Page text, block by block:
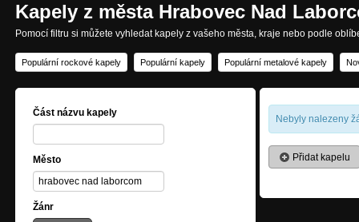
Kapely z města Hrabovec Nad
Pomocí filtru si můžete vyhledat kapely z vašeho města, kraje nebo podle
Populární rockové kapely Populární kapely Populární metalové kapely
Část názvu kapely
Město
Žánr
Nebyly nalezeny
Přidat kapelu